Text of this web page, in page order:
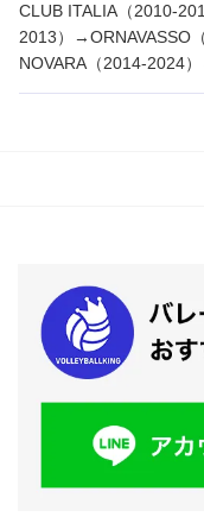
CLUB ITALIA（2010-
2013）→ORNAVASSO
NOVARA（2014-2024